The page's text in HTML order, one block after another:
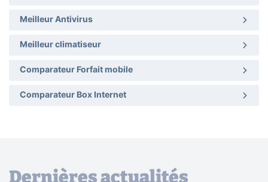
Meilleur Antivirus
Meilleur climatiseur
Comparateur Forfait mobile
Comparateur Box Internet
Dernières actualités